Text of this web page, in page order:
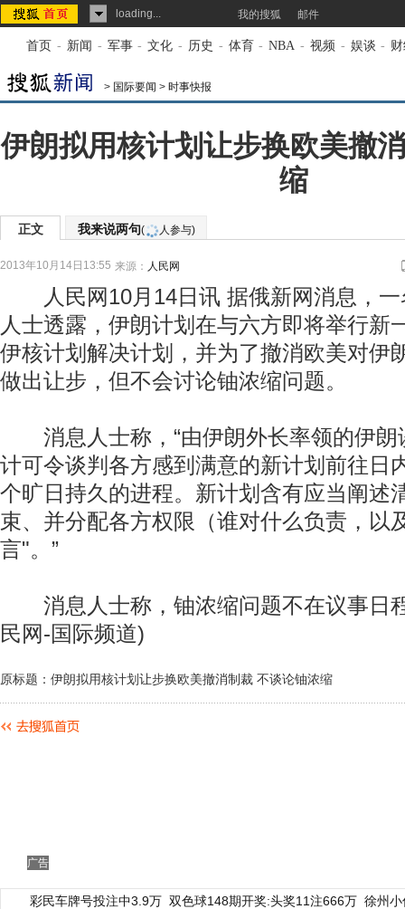
loading... 我的搜狐 邮件
首页 - 新闻 - 军事 - 文化 - 历史 - 体育 - NBA - 视频 - 娱谈 -
> 国际要闻 > 时事快报
伊朗拟用核计划让步换欧美撤
缩
正文 我来说两句( 人参与)
2013年10月14日13:55 来源： 人民网
人民网10月14日讯 据俄新网消息，一
人士透露，伊朗计划在与六方即将举行新
伊核计划解决计划，并为了撤消欧美对伊
做出让步，但不会讨论铀浓缩问题。
消息人士称，“由伊朗外长率领的伊朗
计可令谈判各方感到满意的新计划前往日
个旷日持久的进程。新计划含有应当阐述
束、并分配各方权限（谁对什么负责，以
言"。”
消息人士称，铀浓缩问题不在议事日
民网-国际频道)
原标题：伊朗拟用核计划让步换欧美撤消制裁 不谈论铀浓缩
广告
彩民车牌号投注中3.9万 双色球148期开奖:头奖11注666万 徐州